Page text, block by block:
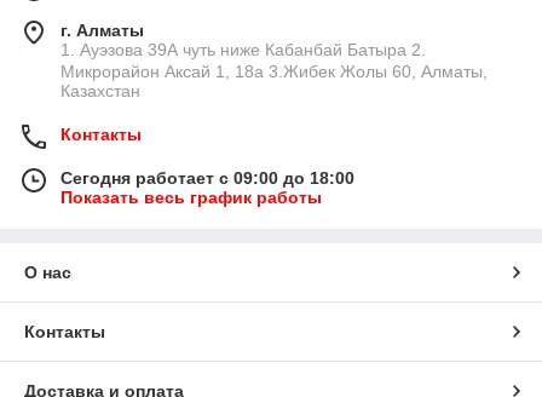
г. Алматы
1. Ауэзова 39А чуть ниже Кабанбай Батыра ㅤㅤㅤㅤㅤㅤㅤㅤㅤㅤㅤㅤㅤㅤ2. ​
Микрорайон Аксай 1, 18а 3.Жибек Жолы 60, Алматы,
Казахстан
Контакты
Сегодня работает с 09:00 до 18:00
Показать весь график работы
О нас
Контакты
Доставка и оплата